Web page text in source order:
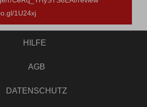
1U24xj
HILFE
AGB
DATENSCHUTZ